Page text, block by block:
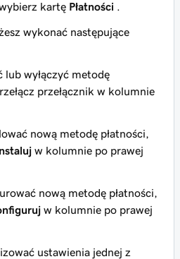
kartę Płatności
wykonać następujące
lub wyłączyć metodę
przełącznik w kolumnie
nową metodę płatności,
w kolumnie po prawej
nową metodę płatności,
w kolumnie po prawej
ustawienia jednej z